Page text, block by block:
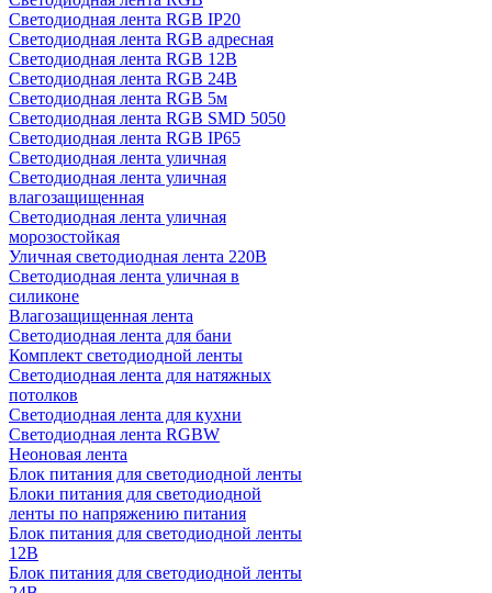
Светодиодная лента RGB IP20
Светодиодная лента RGB адресная
Светодиодная лента RGB 12В
Светодиодная лента RGB 24В
Светодиодная лента RGB 5м
Светодиодная лента RGB SMD 5050
Светодиодная лента RGB IP65
Светодиодная лента уличная
Светодиодная лента уличная
влагозащищенная
Светодиодная лента уличная
морозостойкая
Уличная светодиодная лента 220В
Светодиодная лента уличная в
силиконе
Влагозащищенная лента
Светодиодная лента для бани
Комплект светодиодной ленты
Светодиодная лента для натяжных
потолков
Светодиодная лента для кухни
Светодиодная лента RGBW
Неоновая лента
Блок питания для светодиодной ленты
Блоки питания для светодиодной
ленты по напряжению питания
Блок питания для светодиодной ленты
12В
Блок питания для светодиодной ленты